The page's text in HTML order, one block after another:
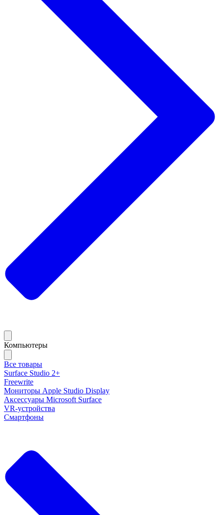
Компьютеры
Все товары
Surface Studio 2+
Freewrite
Мониторы Apple Studio Display
Аксессуары Microsoft Surface
VR-устройства
Смартфоны